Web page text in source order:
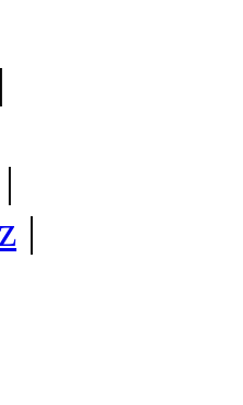
|
|
|